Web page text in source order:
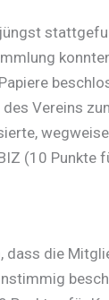
Vereins
(10 Punkte
dass die